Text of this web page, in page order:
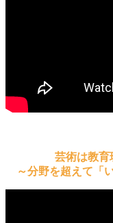
芸術は教育
～分野を超えて「